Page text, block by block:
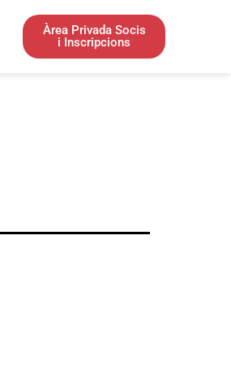
Àrea Privada Socis
i Inscripcions